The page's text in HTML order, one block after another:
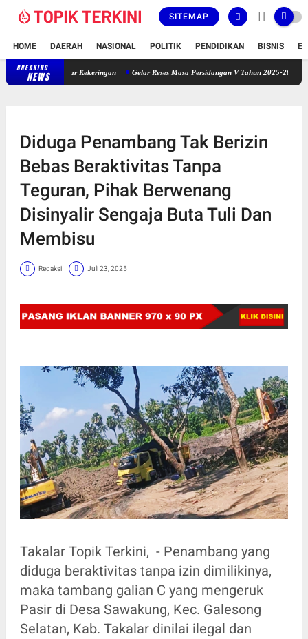
SITEMAP
HOME DAERAH NASIONAL POLITIK PENDIDIKAN BISNIS
BREAKING
NEWS Sekitar 50 Ha Tanaman Padi Gadu Petani Bontobila Terbakar Kekeringan
Diduga Penambang Tak Berizin
Bebas Beraktivitas Tanpa
Teguran, Pihak Berwenang
Disinyalir Sengaja Buta Tuli Dan
Membisu
Redaksi Juli 23, 2025
Takalar Topik Terkini, - Penambang yang
diduga beraktivitas tanpa izin dimilikinya,
maka tambang galian C yang mengeruk
Pasir di Desa Sawakung, Kec. Galesong
Selatan, Kab. Takalar dinilai ilegal dan